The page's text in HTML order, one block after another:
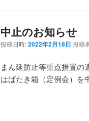
中止のお知らせ
投稿日時:2022年2月18日 投稿
まん延防止等重点措
はばたき箱（定例会）を